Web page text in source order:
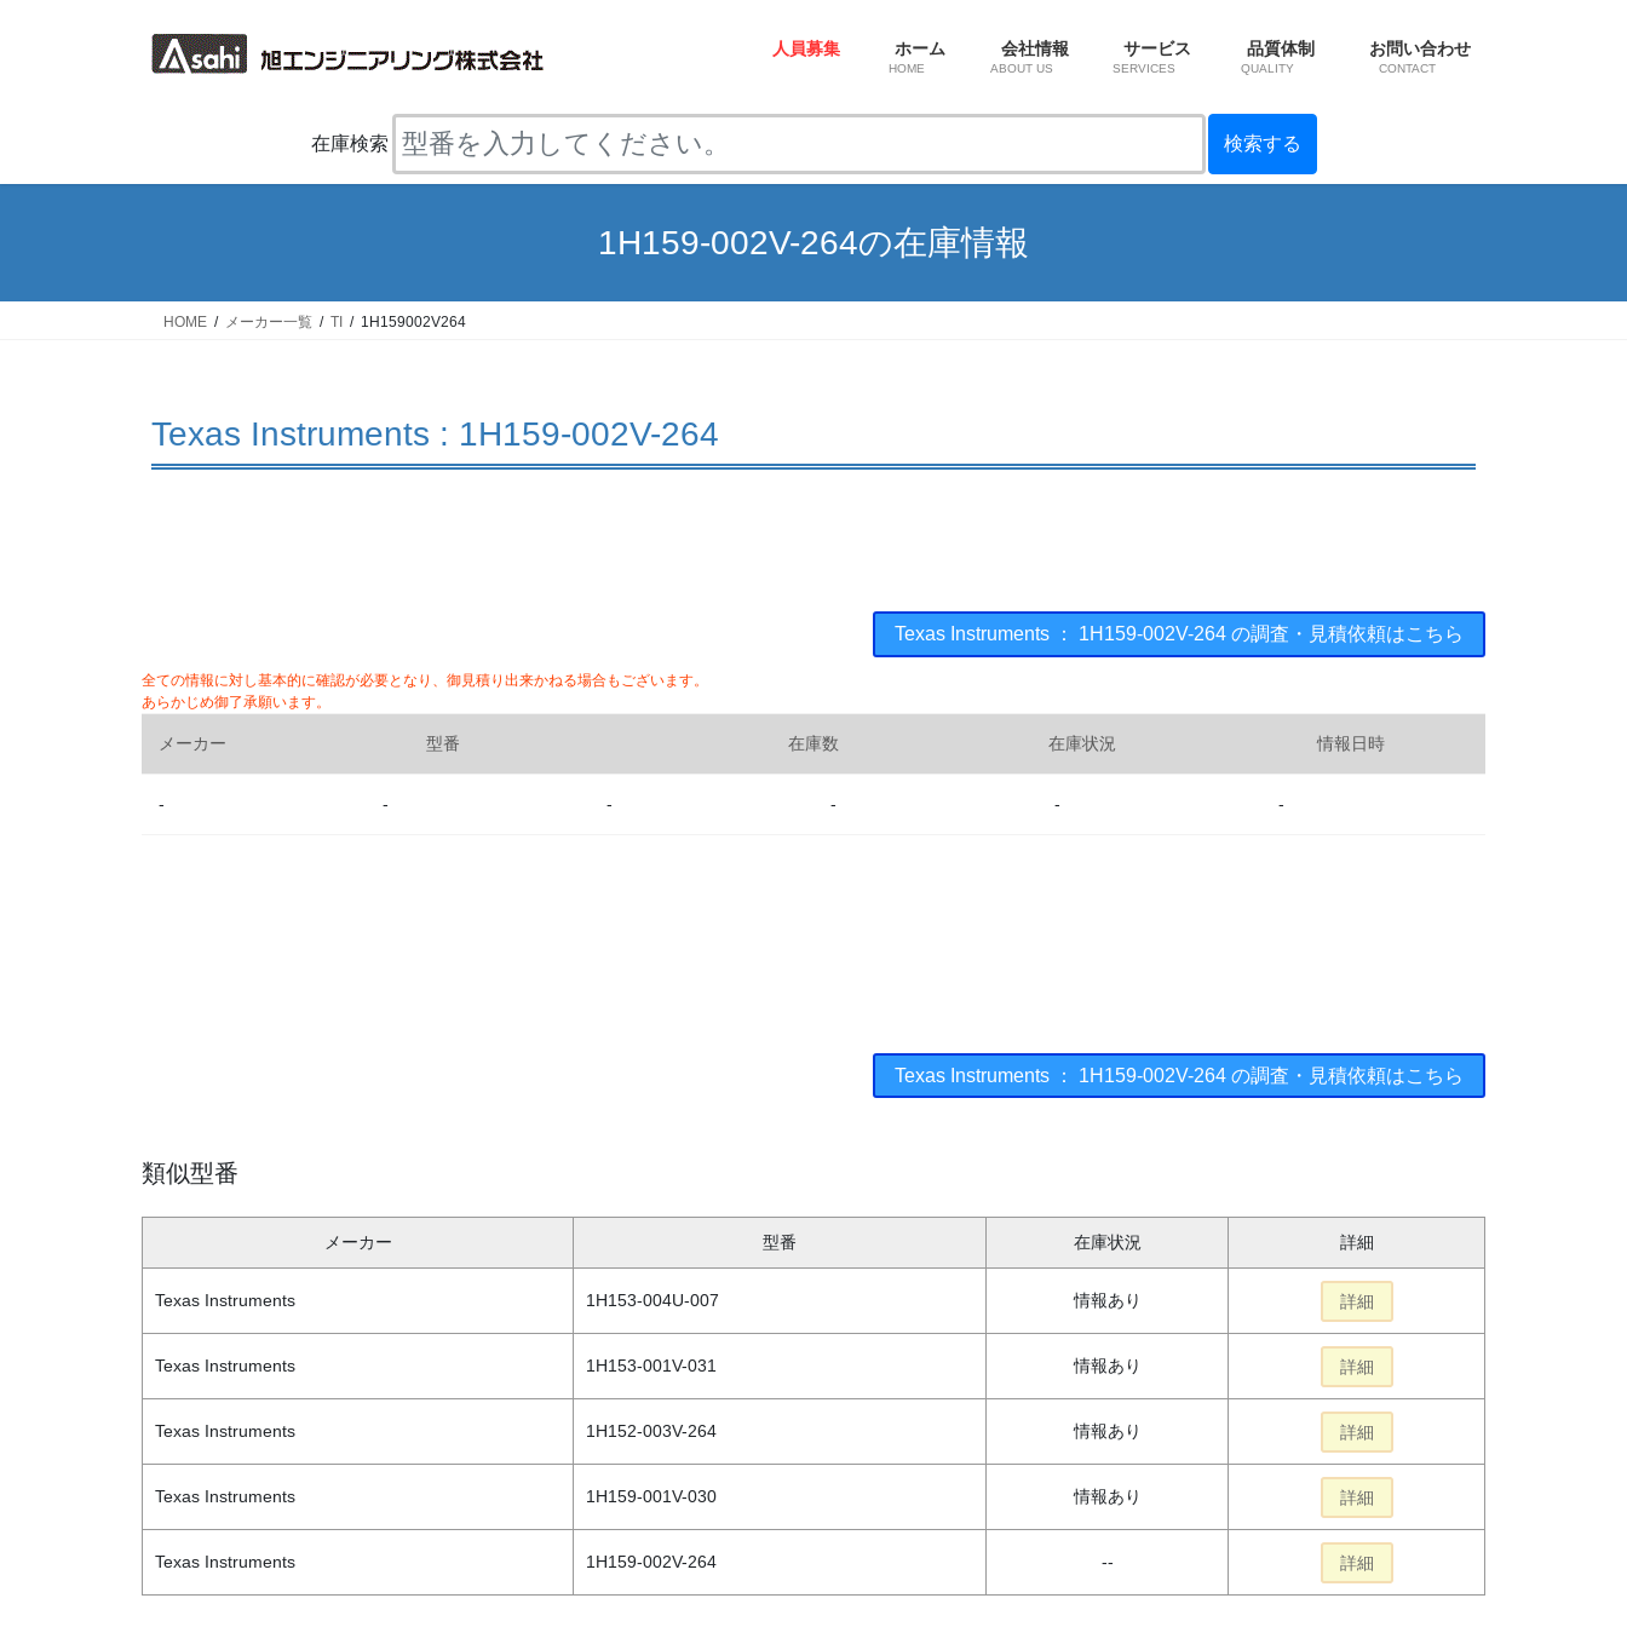
ス
ン
人員募集 ホーム
HOME
会社情報
ABOUT US
サービス
SERVICES
品質体制
QUALITY
お問い合わせ
CONTACT
在庫検索
1H159-002V-264の在庫情報
HOME メーカー一覧 TI 1H159002V264
Texas Instruments : 1H159-002V-264
Texas Instruments ： 1H159-002V-264 の調査・見積依頼はこちら
全ての情報に対し基本的に確認が必要となり、御見積り出来かねる場合もございます。
あらかじめ御了承願います。
メーカー 型番 在庫数 在庫状況 情報日時
- - - - - -
Texas Instruments ： 1H159-002V-264 の調査・見積依頼はこちら
類似型番
メーカー 型番 在庫状況 詳細
Texas Instruments 1H153-004U-007 情報あり 詳細
Texas Instruments 1H153-001V-031 情報あり 詳細
Texas Instruments 1H152-003V-264 情報あり 詳細
Texas Instruments 1H159-001V-030 情報あり 詳細
Texas Instruments 1H159-002V-264 -- 詳細